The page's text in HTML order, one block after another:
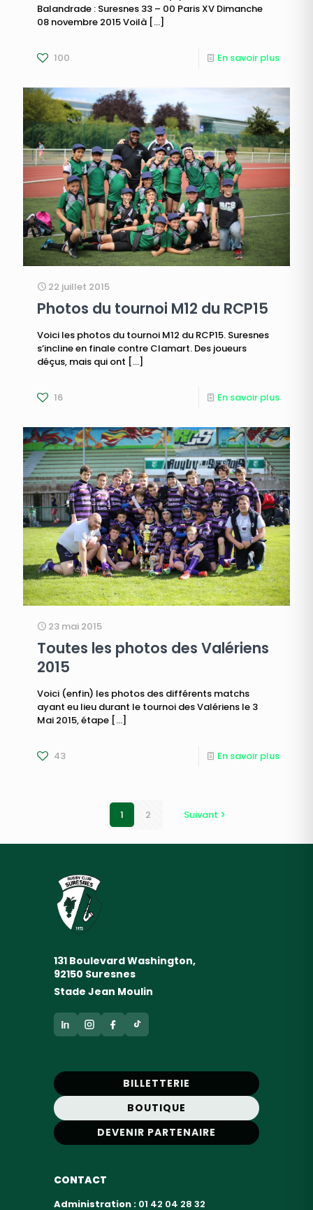
Balandrade : Suresnes 33 – 00 Paris XV Dimanche
08 novembre 2015 Voilà […]
100 En savoir plus
22 juillet 2015
Photos du tournoi M12 du RCP15
Voici les photos du tournoi M12 du RCP15. Suresnes
s’incline en finale contre Clamart. Des joueurs
déçus, mais qui ont […]
16 En savoir plus
23 mai 2015
Toutes les photos des Valériens
2015
Voici (enfin) les photos des différents matchs
ayant eu lieu durant le tournoi des Valériens le 3
Mai 2015, étape […]
43 En savoir plus
1 2 Suivant
131 Boulevard Washington,
92150 Suresnes
Stade Jean Moulin
BILLETTERIE
BOUTIQUE
DEVENIR PARTENAIRE
CONTACT
Administration : 01 42 04 28 32